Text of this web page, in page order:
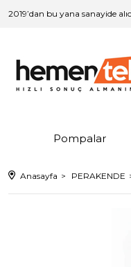
2019’dan bu yana sanayide
Pompalar
Anasayfa PERAKENDE